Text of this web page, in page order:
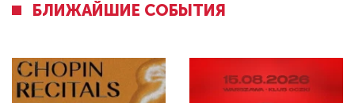
БЛИЖАЙШИЕ СОБЫТИЯ